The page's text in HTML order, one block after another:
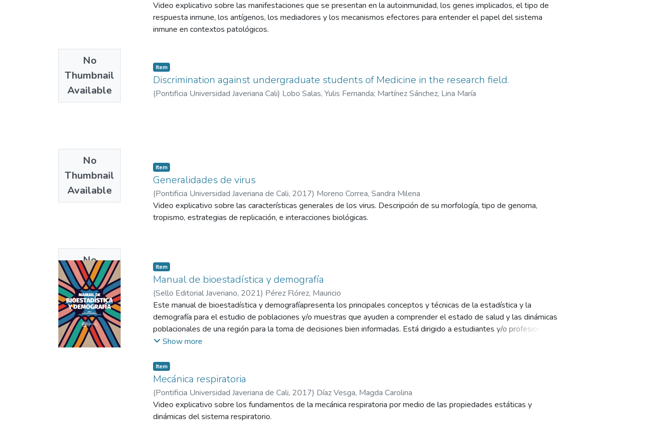
No
Thumbnail
Available
Video explicativo sobre las manifestaciones que se presentan en la autoinmunidad, los genes implicados, el tipo de
respuesta inmune, los antígenos, los mediadores y los mecanismos efectores para entender el papel del sistema
inmune en contextos patológicos.
No
Thumbnail
Available
Item
Discrimination against undergraduate students of Medicine in the research field.
(Pontificia Universidad Javeriana Cali) Lobo Salas, Yulis Fernanda; Martínez Sánchez, Lina María
No
Thumbnail
Available
Item
Generalidades de virus
(Pontificia Universidad Javeriana de Cali, 2017) Moreno Correa, Sandra Milena
Video explicativo sobre las características generales de los virus. Descripción de su morfología, tipo de genoma,
tropismo, estrategias de replicación, e interacciones biológicas.
Item
Manual de bioestadística y demografía
(Sello Editorial Javeriano, 2021) Pérez Flórez, Mauricio
Este manual de bioestadística y demografíapresenta los principales conceptos y técnicas de la estadística y la
demografía para el estudio de poblaciones y/o muestras que ayuden a comprender el estado de salud y las dinámicas
poblacionales de una región para la toma de decisiones bien informadas. Está dirigido a estudiantes y/o profesionales
de la salud que quieran tener un acercamiento sencillo al pensamiento estadístico en el campo de la salud.
(fuentes primarias) o son generados de manera rutinaria por diversas instituciones (fuentes secundarias) se presentan
los aportes que brinda la estadística descriptiva e inferencial para la conducción de un proyecto de investigación en sus
fases de diseño y análisis.
En el módulo 1 “Bioestadística descriptiva” se presentan las herramientas disponibles para organizar datos por medio
Show more
Item
Mecánica respiratoria
(Pontificia Universidad Javeriana de Cali, 2017) Díaz Vesga, Magda Carolina
Video explicativo sobre los fundamentos de la mecánica respiratoria por medio de las propiedades estáticas y
dinámicas del sistema respiratorio.